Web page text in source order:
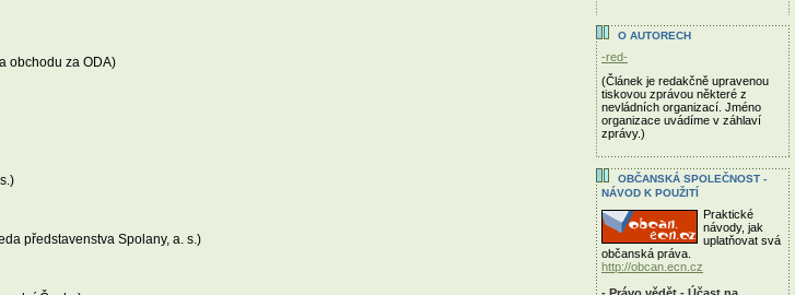
obchodu za ODA)
představenstva Spolany, a. s.)
O AUTORECH
-red-
(Článek je redakčně upravenou
tiskovou zprávou některé z
nevládních organizací. Jméno
organizace uvádíme v záhlaví
zprávy.)
OBČANSKÁ SPOLEČNOST -
NÁVOD K POUŽITÍ
Praktické
návody, jak
uplatňovat svá
občanská práva.
http://obcan.ecn.cz